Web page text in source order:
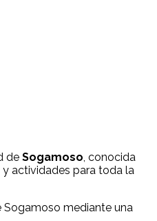
de Sogamoso, conocida
actividades para toda la
Sogamoso mediante una